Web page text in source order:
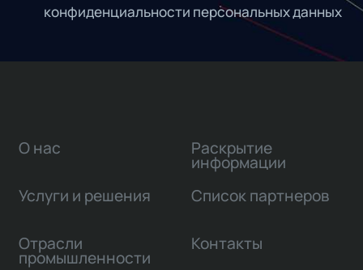
конфиденциальности персональных данных
О нас
Услуги и решения
Отрасли
промышленности
Раскрытие
информации
Список партнеров
Контакты